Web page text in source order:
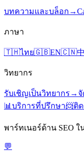
บทความและบล็อก →
ภาษา
🇹🇭ไทย🇬🇧EN🇨🇳
วิทยากร
รับเชิญเป็นวิทยากร →
📊 บริการที่ปรึกษา📨ติ
พาร์ทเนอร์ด้าน SEO
💬